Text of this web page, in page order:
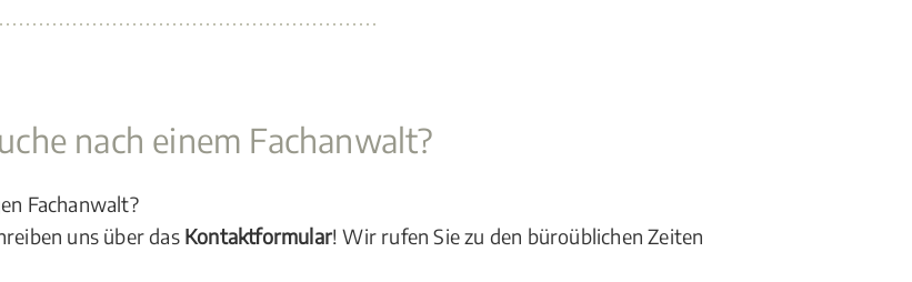
nach einem Fachanwalt?
Fachanwalt?
uns über das Kontaktformular! Wir rufen Sie zu den büroüblichen Zeiten